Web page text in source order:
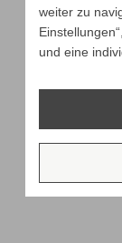
weiter zu
und eine